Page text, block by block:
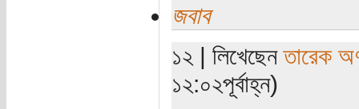
জবাব
১২ | লিখেছেনতারেক
১২:০২পূর্বাহ্ন)